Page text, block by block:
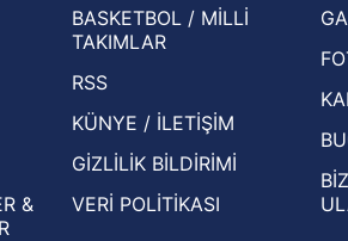
gündem olan manşetler!
UEFA Avrupa Ligi'nde 3. Ön
Turu muhtemel rakipleri belli oldu!
&
BASKETBOL / MİLLİ
TAKIMLAR
RSS
KÜNYE / İLETİŞİM
GİZLİLİK BİLDİRİMİ
VERİ POLİTİKASI